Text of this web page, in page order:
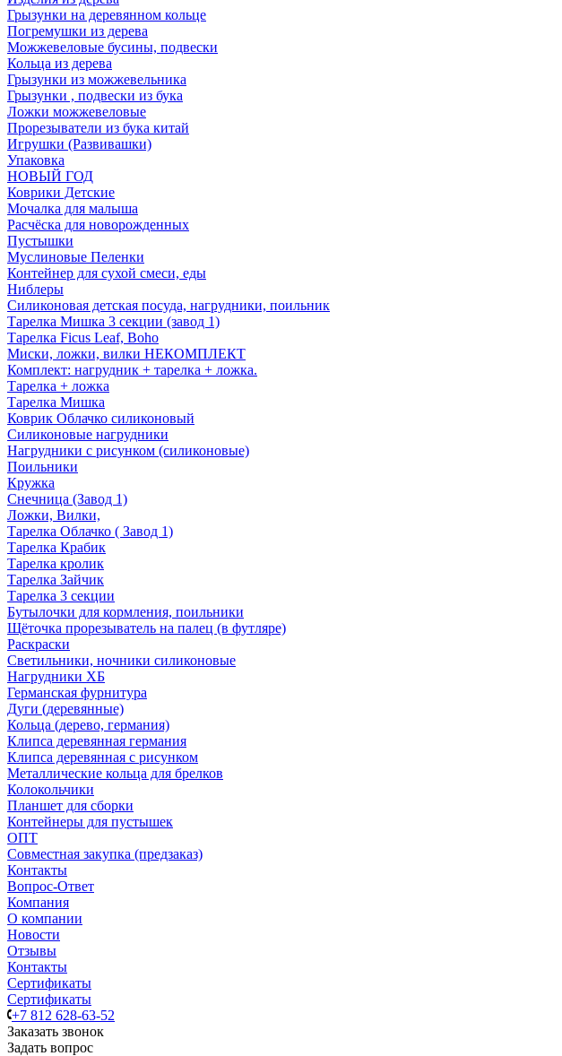
Грызунки на деревянном кольце
Погремушки из дерева
Можжевеловые бусины, подвески
Кольца из дерева
Грызунки из можжевельника
Грызунки , подвески из бука
Ложки можжевеловые
Прорезыватели из бука китай
Игрушки (Развивашки)
Упаковка
НОВЫЙ ГОД
Коврики Детские
Мочалка для малыша
Расчёска для новорожденных
Пустышки
Муслиновые Пеленки
Контейнер для сухой смеси, еды
Ниблеры
Силиконовая детская посуда, нагрудники, поильник
Тарелка Мишка 3 секции (завод 1)
Тарелка Ficus Leaf, Boho
Миски, ложки, вилки НЕКОМПЛЕКТ
Комплект: нагрудник + тарелка + ложка.
Тарелка + ложка
Тарелка Мишка
Коврик Облачко силиконовый
Силиконовые нагрудники
Нагрудники с рисунком (силиконовые)
Поильники
Кружка
Снечница (Завод 1)
Ложки, Вилки,
Тарелка Облачко ( Завод 1)
Тарелка Крабик
Тарелка кролик
Тарелка Зайчик
Тарелка 3 секции
Бутылочки для кормления, поильники
Щёточка прорезыватель на палец (в футляре)
Раскраски
Светильники, ночники силиконовые
Нагрудники ХБ
Германская фурнитура
Дуги (деревянные)
Кольца (дерево, германия)
Клипса деревянная германия
Клипса деревянная с рисунком
Металлические кольца для брелков
Колокольчики
Планшет для сборки
Контейнеры для пустышек
ОПТ
Совместная закупка (предзаказ)
Контакты
Вопрос-Ответ
Компания
О компании
Новости
Отзывы
Контакты
Сертификаты
Сертификаты
+7 812 628-63-52
Заказать звонок
Задать вопрос